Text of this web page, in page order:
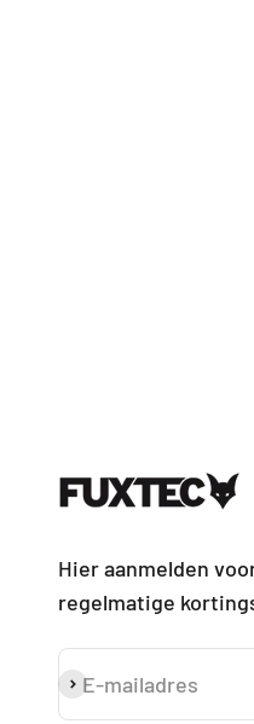
Hier aanmelden
regelmatige
E-mailadres
Abonneren